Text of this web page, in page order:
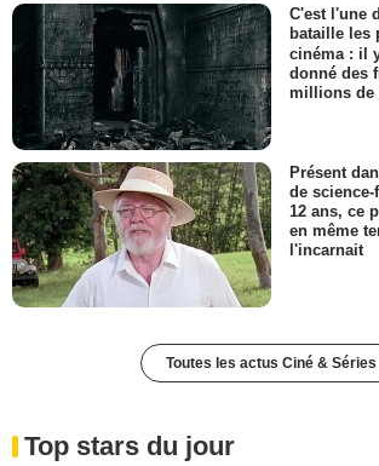
C'est l'une
bataille les
cinéma : il
donné des
millions de
Présent
de
12 ans, ce
en même
l'incarnait
Toutes les actus Ciné & Séries
Top stars du jour